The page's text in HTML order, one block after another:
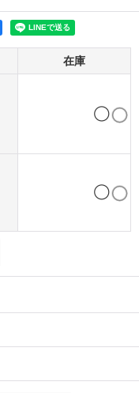
在庫
◯
◯